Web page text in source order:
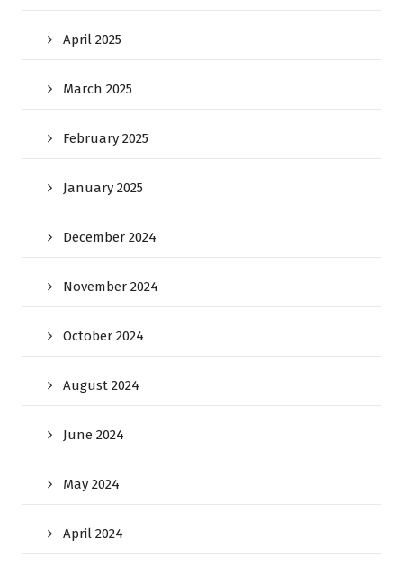
April 2025
March 2025
February 2025
January 2025
December 2024
November 2024
October 2024
August 2024
June 2024
May 2024
April 2024